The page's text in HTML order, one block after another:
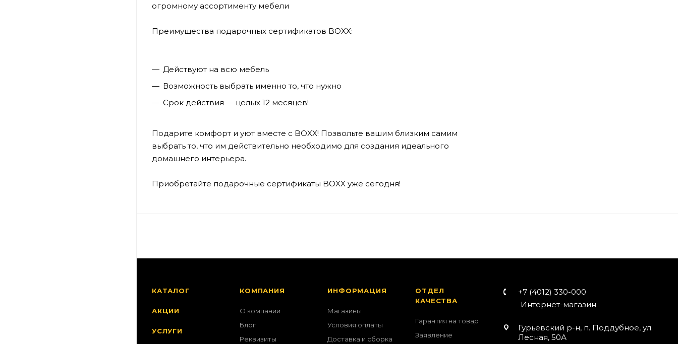
огромному ассортименту мебели
Преимущества подарочных сертификатов BOXX:
Действуют на всю мебель
Возможность выбрать именно то, что нужно
Срок действия — целых 12 месяцев!
Подарите комфорт и уют вместе с BOXX! Позвольте вашим близким самим
выбрать то, что им действительно необходимо для создания идеального
домашнего интерьера.
Приобретайте подарочные сертификаты BOXX уже сегодня!
КАТАЛОГ
АКЦИИ
УСЛУГИ
КОМПАНИЯ
О компании
Блог
Реквизиты
ИНФОРМАЦИЯ
Магазины
Условия оплаты
Доставка и сборка
ОТДЕЛ
КАЧЕСТВА
Гарантия на товар
Заявление
+7 (4012) 330-000
Интернет-магазин
Гурьевский р-н, п. Поддубное, ул.
Лесная, 50А